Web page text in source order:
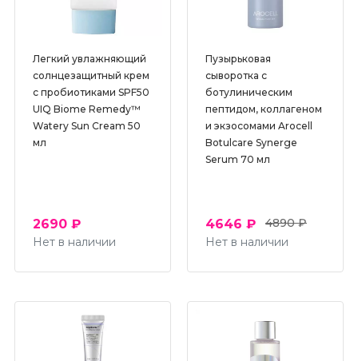
Легкий увлажняющий
солнцезащитный крем
с пробиотиками SPF50
UIQ Biome Remedy™
Watery Sun Cream 50
мл
2690 ₽
Нет в наличии
Пузырьковая
сыворотка с
ботулиническим
пептидом, коллагеном
и экзосомами Arocell
Botulcare Synerge
Serum 70 мл
4646 ₽
4890 ₽
Нет в наличии